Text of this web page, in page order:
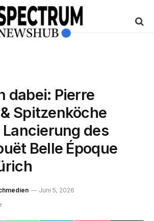
dabei: Pierre
Spitzenköche
des
Belle Époque
Juni 5, 2026